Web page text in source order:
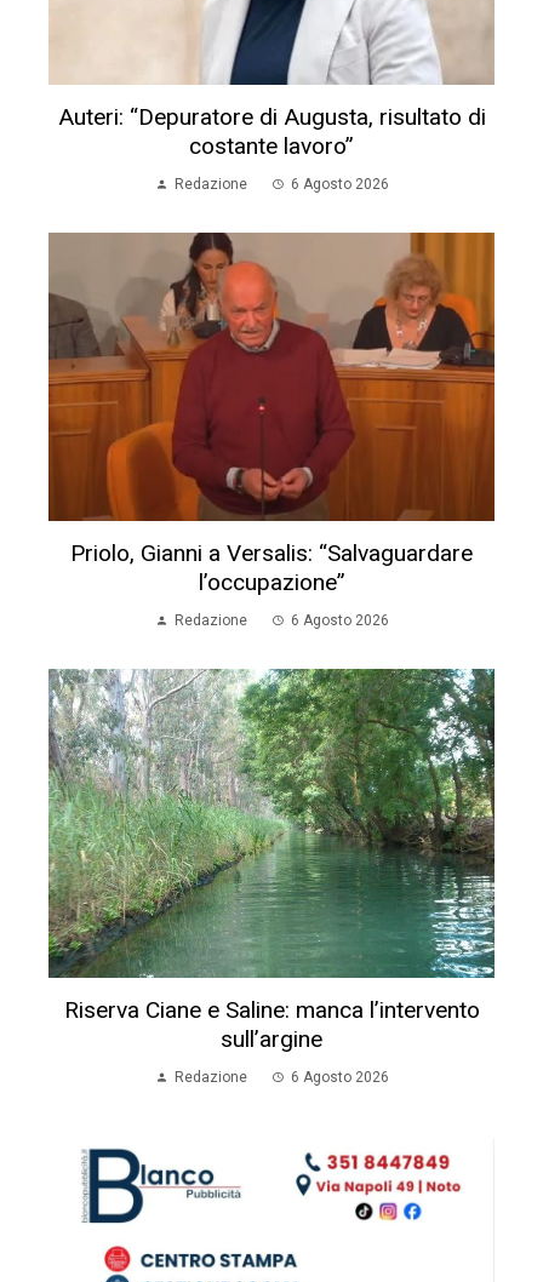
Auteri: “Depuratore di Augusta, risultato di
costante lavoro”
Redazione 6 Agosto 2026
Priolo, Gianni a Versalis: “Salvaguardare
l’occupazione”
Redazione 6 Agosto 2026
Riserva Ciane e Saline: manca l’intervento
sull’argine
Redazione 6 Agosto 2026